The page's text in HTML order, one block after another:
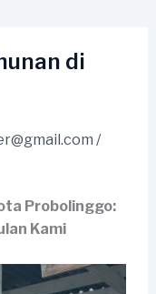
di
/
Probolinggo:
Kami